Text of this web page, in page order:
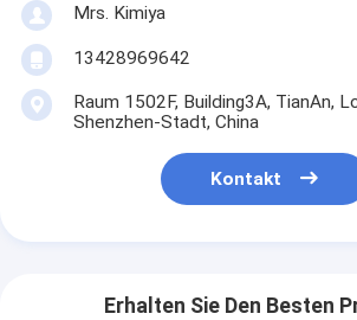
Mrs. Kimiya
13428969642
Raum 1502F, Building3A, TianAn,
Shenzhen-Stadt, China
Kontakt
Erhalten Sie Den Besten